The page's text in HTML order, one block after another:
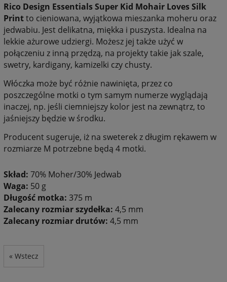
Rico Design Essentials Super Kid Mohair Loves Silk
Printto cieniowana, wyjątkowa mieszanka moheru oraz
jedwabiu. Jest delikatna, miękka i puszysta. Idealna na
lekkie ażurowe udziergi. Możesz jej także użyć w
połączeniu z inną przędzą, na projekty takie jak szale,
swetry, kardigany, kamizelki czy chusty.
Włóczka może być różnie nawinięta, przez co
poszczególne motki o tym samym numerze wyglądają
inaczej, np. jeśli ciemniejszy kolor jest na zewnątrz, to
jaśniejszy będzie w środku.
Producent sugeruje, iż na sweterek z długim rękawem w
rozmiarze M potrzebne będą 4 motki.
Skład: 70% Moher/30% Jedwab
Waga: 50 g
Długość motka: 375 m
Zalecany rozmiar szydełka: 4,5 mm
Zalecany rozmiar drutów: 4,5 mm
« Wstecz